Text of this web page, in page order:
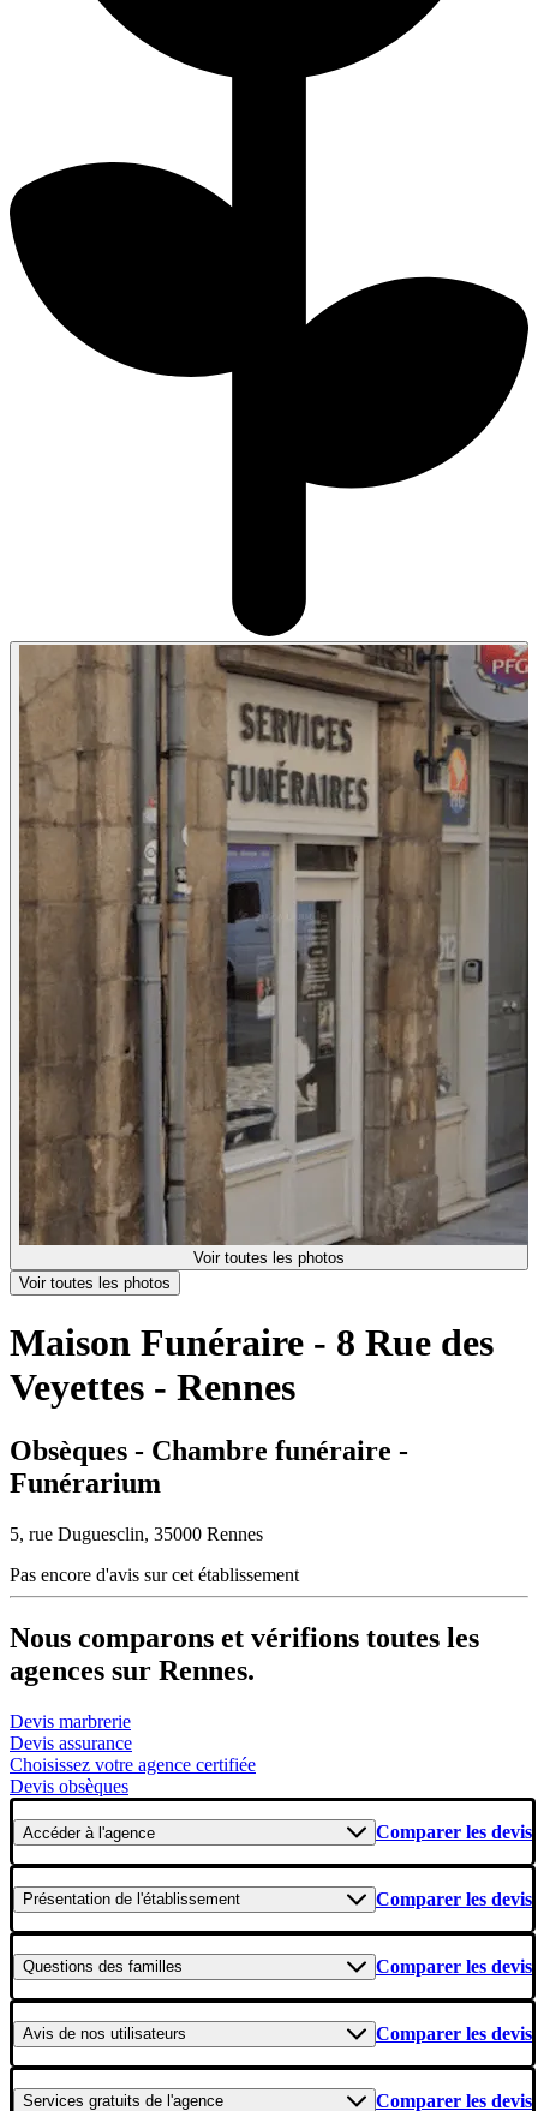
Voir toutes les photos
Voir toutes les photos
Maison Funéraire - 8 Rue des
Veyettes - Rennes
Obsèques - Chambre funéraire -
Funérarium
5, rue Duguesclin, 35000 Rennes
Pas encore d'avis sur cet établissement
Nous comparons et vérifions toutes les
agences sur Rennes.
Devis marbrerie
Devis assurance
Choisissez votre agence certifiée
Devis obsèques
Accéderà l'agence Comparer les devis
Présentation de l'établissement Comparer les devis
Questions des familles Comparer les devis
Avis de nos utilisateurs Comparer les devis
Services gratuits de l'agence Comparer les devis